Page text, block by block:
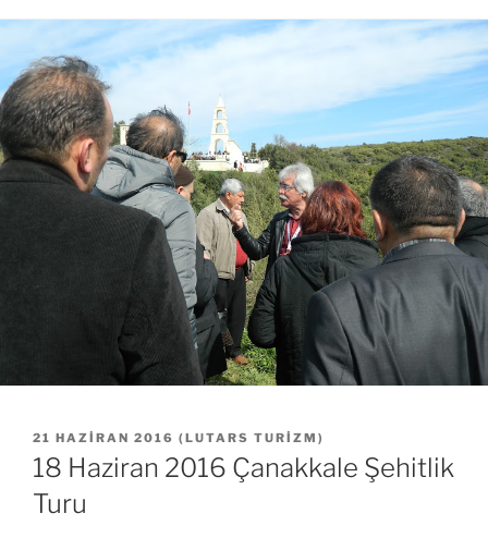
YAYIM
TARIHI
21 HAZIRAN 2016 ( LUTARS TURIZM )
18 Haziran 2016 Çanakkale Şehitlik
Turu